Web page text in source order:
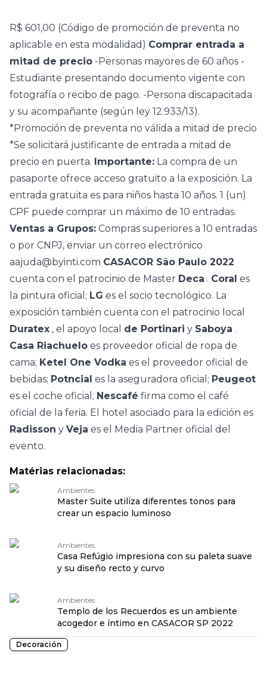
R$ 601,00 (Código de promoción de preventa no
aplicable en esta modalidad) Comprar entrada a
mitad de precio -Personas mayores de 60 años -
Estudiante presentando documento vigente con
fotografía o recibo de pago. -Persona discapacitada
y su acompañante (según ley 12.933/13).
*Promoción de preventa no válida a mitad de precio
*Se solicitará justificante de entrada a mitad de
precio en puerta. Importante: La compra de un
pasaporte ofrece acceso gratuito a la exposición. La
entrada gratuita es para niños hasta 10 años. 1 (un)
CPF puede comprar un máximo de 10 entradas.
Ventas a Grupos: Compras superiores a 10 entradas
o por CNPJ, enviar un correo electrónico
aajuda@byinti.com CASACOR São Paulo 2022
cuenta con el patrocinio de Master Deca . Coral es
la pintura oficial; LG es el socio tecnológico. La
exposición también cuenta con el patrocinio local
Duratex , el apoyo local de Portinari y Saboya .
Casa Riachuelo es proveedor oficial de ropa de
cama; Ketel One Vodka es el proveedor oficial de
bebidas; Potncial es la aseguradora oficial; Peugeot
es el coche oficial; Nescafé firma como el café
oficial de la feria. El hotel asociado para la edición es
Radisson y Veja es el Media Partner oficial del
evento.
Matérias relacionadas:
Ambientes
Master Suite utiliza diferentes tonos para
crear un espacio luminoso
Ambientes
Casa Refúgio impresiona con su paleta suave
y su diseño recto y curvo
Ambientes
Templo de los Recuerdos es un ambiente
acogedor e íntimo en CASACOR SP 2022
Decoración